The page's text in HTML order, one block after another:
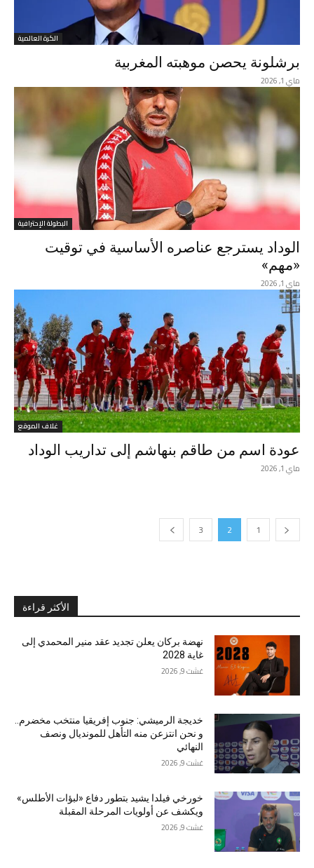
الكرة العالمية
برشلونة يحصن موهبته المغربية
ماي 1, 2026
البطولة الإحترافية
الوداد يسترجع عناصره الأساسية في توقيت
«مهم»
ماي 1, 2026
غلاف الموقع
عودة اسم من طاقم بنهاشم إلى تداريب الوداد
ماي 1, 2026
1
2
3
الأكثر قراءة
نهضة بركان يعلن تجديد عقد منير المحمدي إلى
غاية 2028
غشت 9, 2026
خديجة الرميشي: جنوب إفريقيا منتخب مخضرم..
و نحن انتزعن منه التأهل للمونديال ونصف
النهائي
غشت 9, 2026
خورخي فيلدا يشيد بتطور دفاع «لبؤات الأطلس»
ويكشف عن أولويات المرحلة المقبلة
غشت 9, 2026